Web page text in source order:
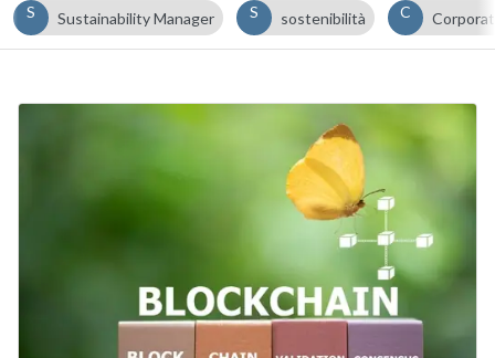
S Sustainability Manager S sostenibilità C